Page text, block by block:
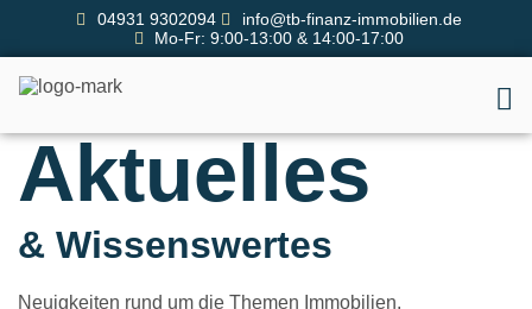
04931 9302094
info@tb-finanz-immobilien.de
Mo-Fr: 9:00-13:00 & 14:00-17:00
Aktuelles
& Wissenswertes
Neuigkeiten rund um die Themen Immobilien,